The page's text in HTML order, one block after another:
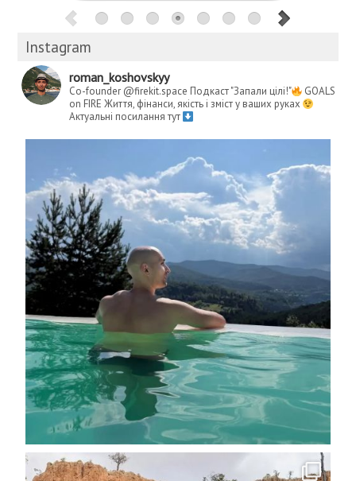
Instagram
roman_koshovskyy
Co-founder @firekit.space Подкаст "Запали цілі!"
GOALS
on FIRE Життя, фінанси, якість і зміст у ваших руках
Актуальні посилання тут